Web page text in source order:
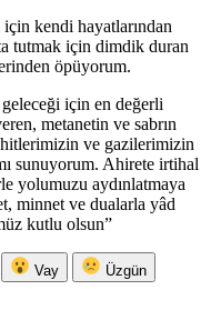
kendi hayatlarından
tutmak için dimdik duran
öpüyorum.
geleceği için en değerli
metanetin ve sabrın
ve gazilerimizin
sunuyorum. Ahirete irtihal
yolumuzu aydınlatmaya
minnet ve dualarla yâd
kutlu olsun”
Vay Üzgün